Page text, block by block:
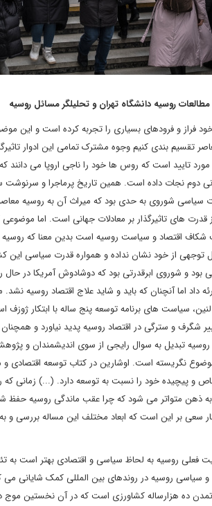
روسیه دانشگاه تهران و تحلیلگر مسائل روسیه
فراز و فرودهای بسیاری را تجربه کرده است و این
تقسیم بندی کنیم وجوه مشترک تمامی این ادوار
تایید است که روس ها خود را ناجی اروپا می دانند
دوم نجات داده است. همین تاریخ پرماجرا و
سیاسی شوروی به حدی بود که میراث آن به روسیه
های تاثیرگذار بر معادلات جهانی است. اما
شکاف اقتصاد و سیاست روسیه است بدین معنا که
از خود نشان نداده و همواره قدرت سیاسی این
بود و شوروی ابرقدرتی بود که دوشادوش آمریکا در
داد اما آنچنان که باید و شاید علاج اقتصاد
لنین، سیاست های برنامه توسعه پنج ساله با ابتکار
شگرف و سترگی در اقتصاد روسیه پدید نیاورد و
تبدیل به سوال رایجی از سوی اندیشمندان و
نگریسته است. اوشارین در کتاب توسعه اقتصادی
و پیچیده خود را نسبت به توسعه دارد. (...) زمانی
سعی بر این است که ابعاد مختلف این مساله بررسی
فعلی روسیه به لحاظ سیاسی و اقتصادی بهتر است به
سیاسی روسیه در روندهای بین المللی کمک شایانی می
ده هزارساله کشاورزی است که در آن نخستین